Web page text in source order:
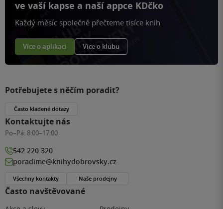
ve vaší kapse a naší appce KDčko
Každý měsíc společně přečteme tisíce knih
Více o aplikaci Více o klubu
Často navštěvované
Potřebujete s něčím poradit?
Často kladené dotazy
Kontaktujte nás
Po–Pá: 8:00–17:00
542 220 320
poradime@knihydobrovsky.cz
Všechny kontakty Naše prodejny